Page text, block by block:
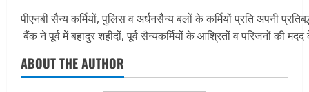
पीएनबी सैन्य कर्मियों, पुलिस व अर्धनसैन्य बलों के कर्मियों प्रति अपनी
बैंक ने पूर्व में बहादुर शहीदों, पूर्व सैन्यकर्मियों के आश्रितों व परिजनों की
ABOUT THE AUTHOR